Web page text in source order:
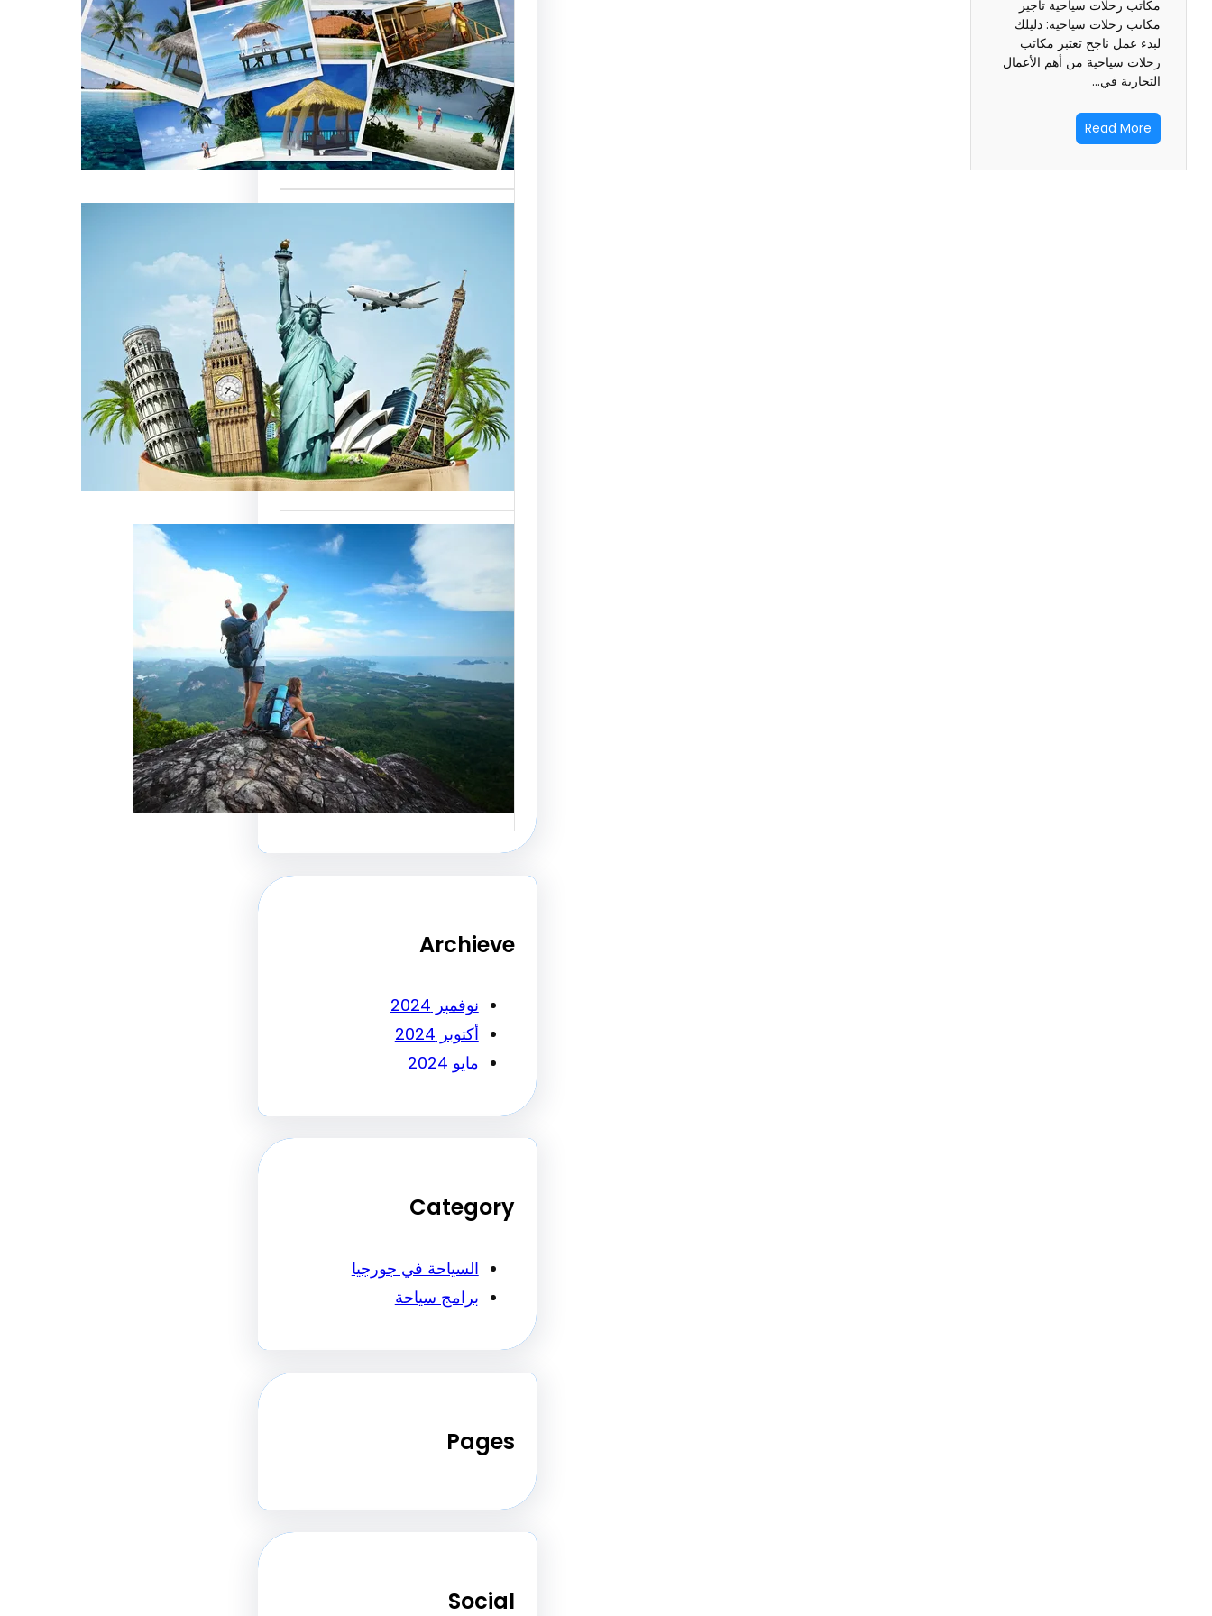
مكاتب رحلات سياحية تأجير
مكاتب رحلات سياحية: دليلك
لبدء عمل ناجح تعتبر مكاتب
رحلات سياحية من أهم الأعمال
التجارية في…
Read More
السياحة العالمية على
السوق
أسماء شركات السياحة
العالمية تعتبر من العناصر
الأساسية التي تؤثر…
تقدم شركات السياحة
بمصر خدمات متميزة
للسائحين الوافدين
شركات السياحة بمصر تقدم
خدمات متميزة للسائحين
الوافدين، حيث تعتبر…
تحسين خدمات رقم شركة
سياحة: أفضل الطرق
لجذب الزبائن وتحقيق
النجاح
رقم شركة سياحة هو عامل
أساسي لجذب الزبائن وتحقيق
النجاح…
Archieve
نوفمبر 2024
أكتوبر 2024
مايو 2024
Category
السياحة في جورجيا
برامج سياحة
Pages
Social